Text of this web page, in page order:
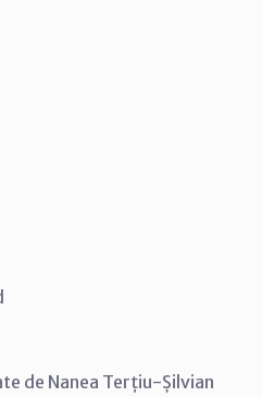
de Nanea Terțiu-Șilvian